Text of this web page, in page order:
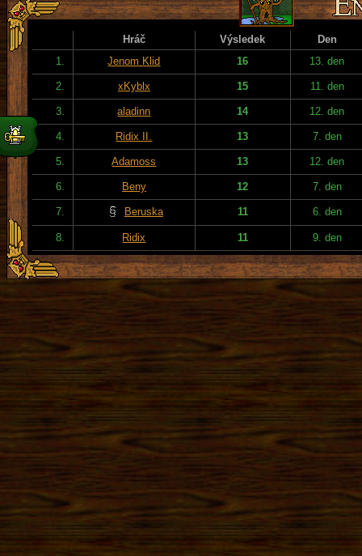
Hráč Výsledek
Den
1.
Jenom Klid 16 13. den
2. xKyblx 15 11. den
3. aladinn 14 12. den
4. Ridix II. 13 7. den
5. Adamoss 13 12. den
6. Beny 12 7. den
7. Beruska 11 6. den
8. Ridix 11 9. den